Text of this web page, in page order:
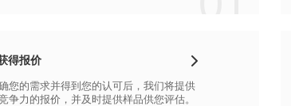
得报价
争力的报价，并及时提供样品供您评估。